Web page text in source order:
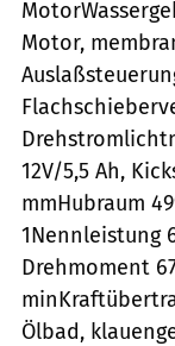
Motor,
12V/5,5 Ah,
mmHubraum
1Nennleistung
Drehmoment
Ölbad,